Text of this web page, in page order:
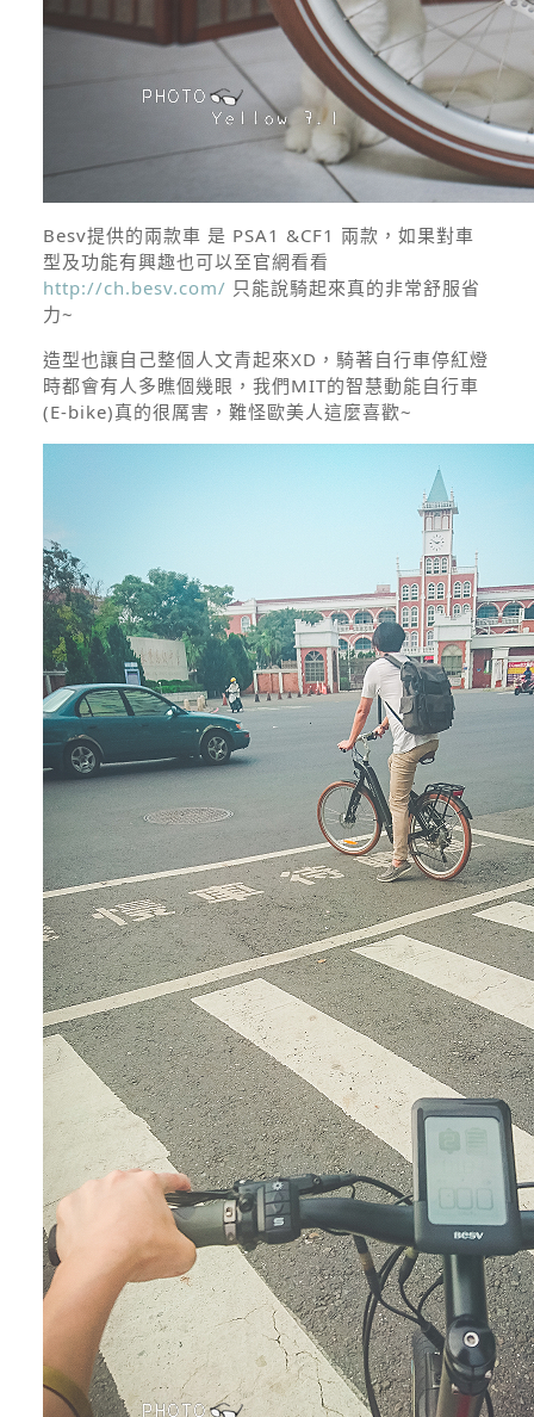
Besv提供的兩款車 是 PSA1 &CF1 兩款，如果對車
型及功能有興趣也可以至官網看看
http://ch.besv.com/ 只能說騎起來真的非常舒服省
力~
造型也讓自己整個人文青起來XD，騎著自行車停紅燈
時都會有人多瞧個幾眼，我們MIT的智慧動能自行車
(E-bike)真的很厲害，難怪歐美人這麼喜歡~